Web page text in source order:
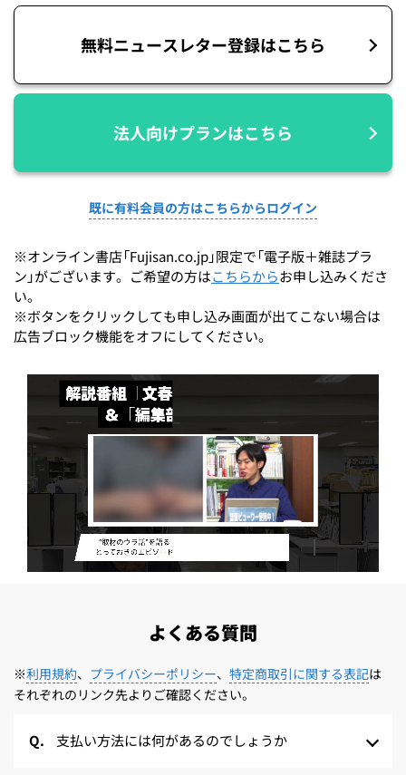
無料ニュースレター登録はこちら
法人向けプランはこちら
既に有料会員の方はこちらからログイン
※オンライン書店「Fujisan.co.jp」限定で「電子版＋雑誌プラ
ン」がございます。ご希望の方はこちらからお申し込みくださ
い。
※ボタンをクリックしても申し込み画面が出てこない場合は
広告ブロック機能をオフにしてください。
よくある質問
※利用規約、 プライバシーポリシー、 特定商取引に関する表記は
それぞれのリンク先よりご確認ください。
支払い方法には何があるのでしょうか